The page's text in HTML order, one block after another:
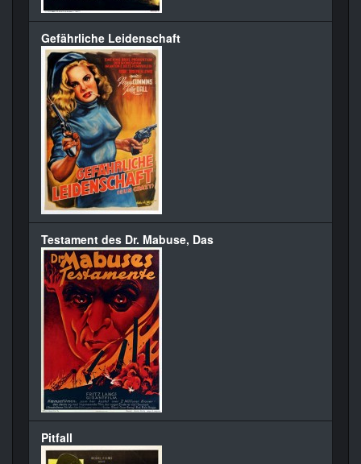
Gefährliche Leidenschaft
Testament des Dr. Mabuse, Das
Pitfall